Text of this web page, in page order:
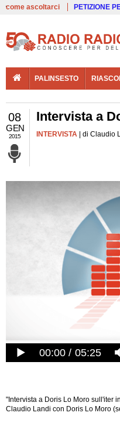
come ascoltarci PETIZIONE
PALINSESTO
08
GEN
2015
Intervista a
INTERVISTA | di Claudio
00:00 05:25
"Intervista a Doris Lo Moro sull'iter
Claudio Landi con Doris Lo Moro